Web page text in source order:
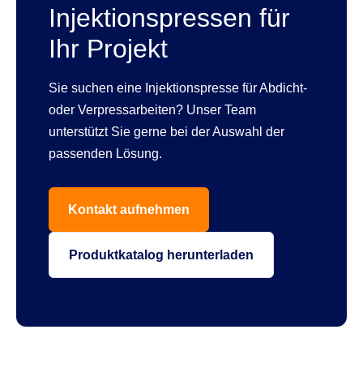
Injektionspressen für
Ihr Projekt
Sie suchen eine Injektionspresse für Abdicht-
oder Verpressarbeiten? Unser Team
unterstützt Sie gerne bei der Auswahl der
passenden Lösung.
Kontakt aufnehmen
Produktkatalog herunterladen